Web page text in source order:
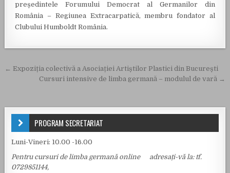
președintele Forumului Democrat al Germanilor din
România – Regiunea Extracarpatică, membru fondator al
Clubului Humboldt România.
Navigare în articole
← Expoziția colectivă a Asociației Artiștilor Plastici din București
Cursuri intensive de limba germană – modulul de vară →
PROGRAM SECRETARIAT
Luni-Vineri: 10.00 -16.00
Pentru cursuri de limba germană online adresați-vă la: tf.
0729851144,